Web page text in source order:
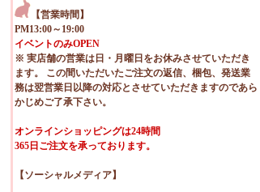
【営業時間】
PM13:00～19:00
イベントのみOPEN
※ 実店舗の営業は日・月曜日をお休みさせていただき
ます。 この間いただいたご注文の返信、梱包、発送業
務は翌営業日以降の対応とさせていただきますのであら
かじめご了承下さい。
オンラインショッピングは24時間
365日ご注文を承っております。
【ソーシャルメディア】